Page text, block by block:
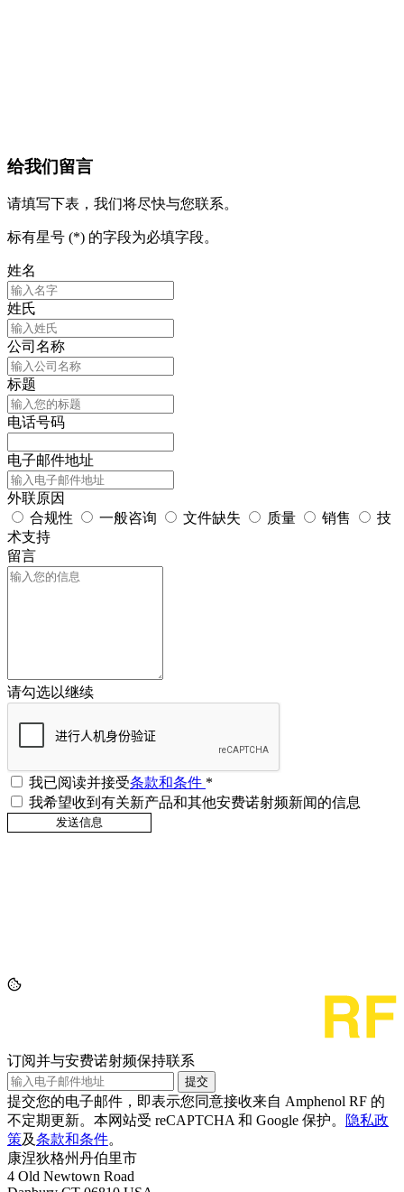
给我们留言
请填写下表，我们将尽快与您联系。
标有星号 (*) 的字段为必填字段。
姓名
姓氏
公司名称
标题
电话号码
电子邮件地址
外联原因
合规性
一般咨询 文件缺失 质量 销售
技
术支持
留言
请勾选以继续
我已阅读并接受条款和条件 *
我希望收到有关新产品和其他安费诺射频新闻的信息
订阅并与安费诺射频保持联系
提交
提交您的电子邮件，即表示您同意接收来自 Amphenol RF 的
不定期更新。本网站受 reCAPTCHA 和 Google 保护。
隐私政
策及条款和条件。
康涅狄格州丹伯里市
4 Old Newtown Road